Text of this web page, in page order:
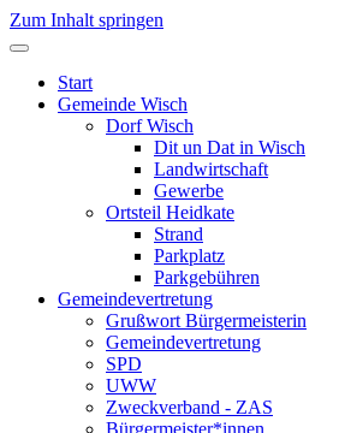
Zum Inhalt springen
Start
Gemeinde Wisch
Dorf Wisch
Dit un Dat in Wisch
Landwirtschaft
Gewerbe
Ortsteil Heidkate
Strand
Parkplatz
Parkgebühren
Gemeindevertretung
Grußwort Bürgermeisterin
Gemeindevertretung
SPD
UWW
Zweckverband - ZAS
Bürgermeister*innen